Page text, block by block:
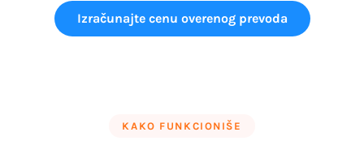
Izračunajte cenu overenog prevoda
KAKO FUNKCIONIŠE